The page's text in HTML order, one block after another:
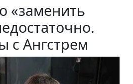
«заменить
с Ангстрем